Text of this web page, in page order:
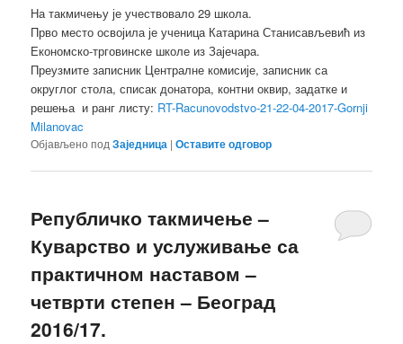
На такмичењу је учествовало 29 школа.
Прво место освојила је ученица Катарина Станисављевић из
Економско-трговинске школе из Зајечара.
Преузмите записник Централне комисије, записник са
округлог стола, списак донатора, контни оквир, задатке и
решења и ранг листу: RT-Racunovodstvo-21-22-04-2017-Gornji
Milanovac
Објављено под Заједница |Оставите одговор
Републичко такмичење –
Куварство и услуживање са
практичном наставом –
четврти степен – Београд
2016/17.